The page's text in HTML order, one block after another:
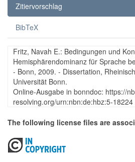
Zitiervorschlag
BibTeX
Fritz, Navah E.: Bedingungen und
Hemisphärendominanz für Sprache
- Bonn, 2009. - Dissertation,
Universität Bonn.
Online-Ausgabe in bonndoc: https://
resolving.org/urn:nbn:de:hbz:5-18224
The following license files are